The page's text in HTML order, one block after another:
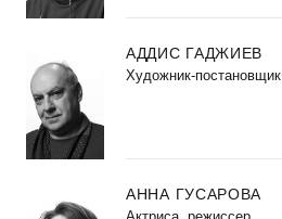
АДДИС ГАДЖИЕВ
Художник-постановщик
АННА ГУСАРОВА